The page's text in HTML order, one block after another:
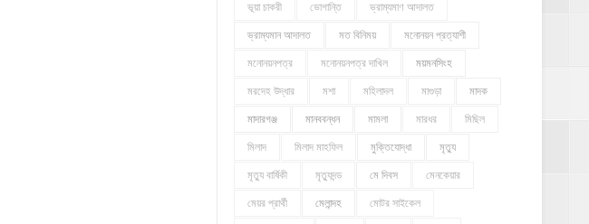
ভূয়া চাকরী ভোগান্তি ভ্রাম্যমাণ আদালত
ভ্রাম্যমান আদালত মত বিনিময় মনোনয়ন প্রত্যাশী
মনোনয়নপত্র মনোনয়নপত্র দাখিল ময়মনসিংহ
মরদেহ উদ্ধার মশা মহিলাদল মাগুড়া মাদক
মাদারগঞ্জ মানববন্ধন মামলা মারধর মিছিল
মিলাদ মিলাদ মাহফিল মুক্তিযোদ্ধা মৃত্যু
মৃত্যু বার্ষিকী মৃত্যুদন্ড মে দিবস মেনকেয়ার
মেয়র প্রার্থী মেলান্দহ মোটর সাইকেল